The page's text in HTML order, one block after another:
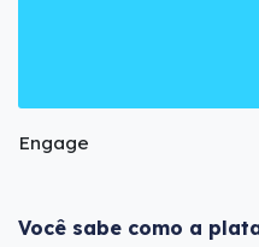
Engage
Você sabe como a